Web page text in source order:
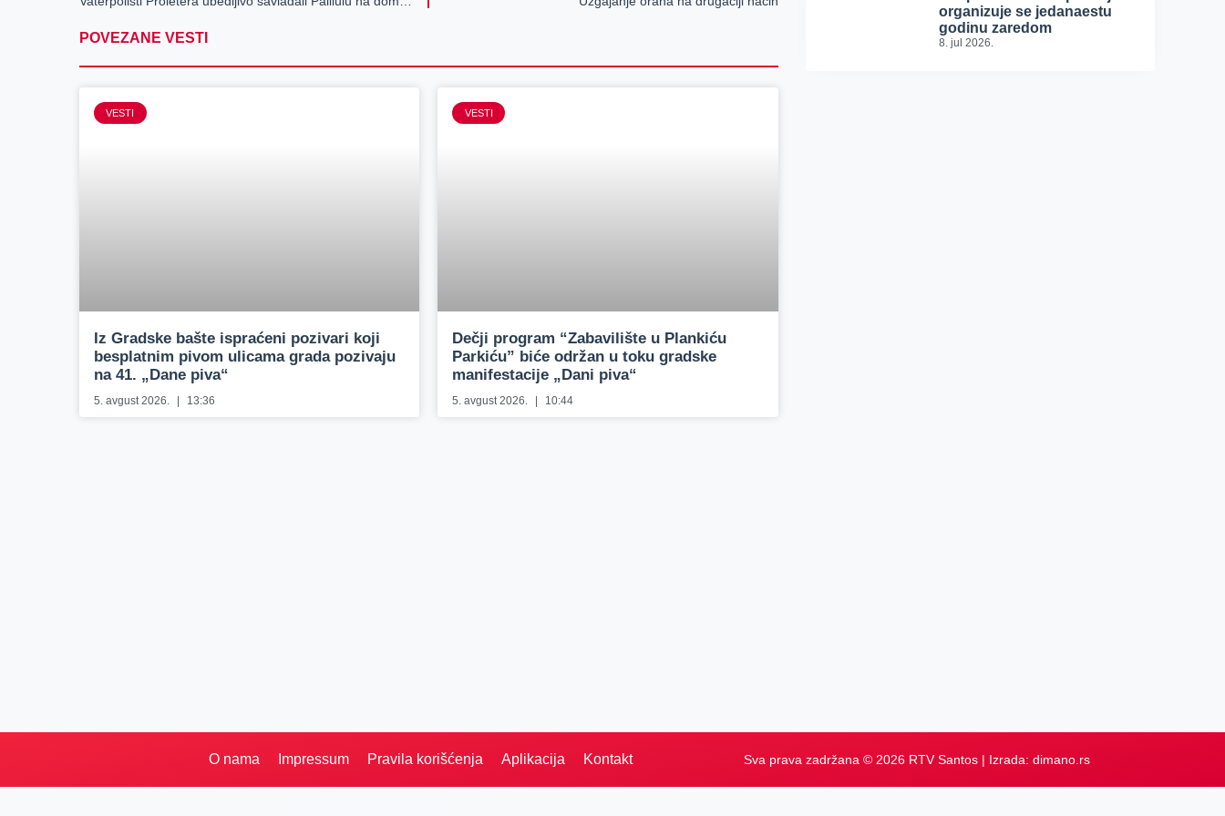
POVEZANE VESTI
VESTI
Iz Gradske bašte ispraćeni pozivari koji
besplatnim pivom ulicama grada pozivaju
na 41. „Dane piva“
5. avgust 2026. 13:36
VESTI
Dečji program “Zabavilište u Plankiću
Parkiću” biće održan u toku gradske
manifestacije „Dani piva“
5. avgust 2026. 10:44
organizuje se jedanaestu
godinu zaredom
8. jul 2026.
O nama Impressum Pravila korišćenja Aplikacija Kontakt Sva prava zadržana © 2026 RTV Santos | Izrada: dimano.rs